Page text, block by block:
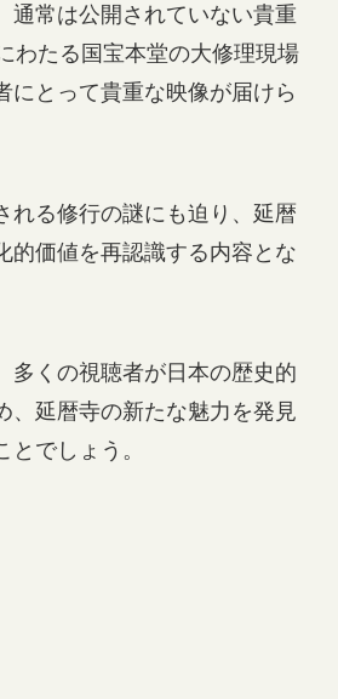
通常は公開されていない貴重
わたる国宝本堂の大修理現場
にとって貴重な映像が届けら
れる修行の謎にも迫り、延暦
的価値を再認識する内容とな
多くの視聴者が日本の歴史的
、延暦寺の新たな魅力を発見
でしょう。